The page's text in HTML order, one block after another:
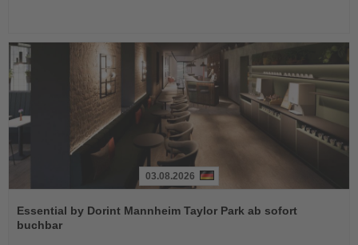
Sie
die
03.08.2026
Essential by Dorint Mannheim Taylor Park ab sofort
buchbar